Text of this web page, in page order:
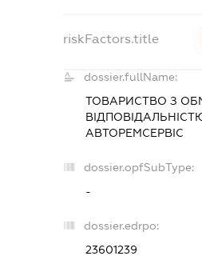
riskFactors.title
dossier.fullName:
ТОВАРИСТВО З
АВТОРЕМСЕРВІС
dossier.opfSubType:
-
dossier.edrpo:
23601239